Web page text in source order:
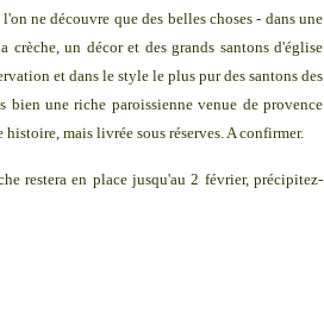
ne découvre que des belles choses - dans une
un décor et des grands santons d'église
et dans le style le plus pur des santons des
bien une riche paroissienne venue de provence
mais livrée sous réserves. A confirmer.
restera en place jusqu'au 2 février, précipitez-